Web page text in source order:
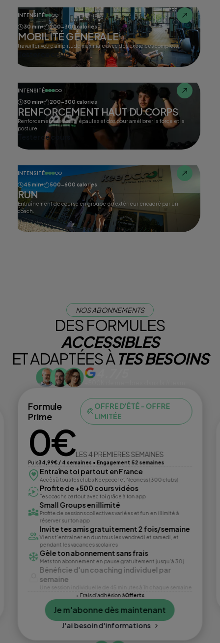
INTENSITÉ
30 min
200-300 calories
MOBILITÉ GÉNERALE
travailler votre amplitude maximale avec des exercices complets.
Tester ce cours
INTENSITÉ
30 min
200-300 calories
RENFORCEMENT HAUT DU CORPS
Renforcement des bras, épaules et dos pour améliorer la force et la
posture
Tester ce cours
INTENSITÉ
45 min
500-600 calories
RUN
Entraînement de course en groupe en extérieur encadré par un
coach.
Tester ce cours
NOS ABONNEMENTS
DES FORMULES
ACCESSIBLES
ET ADAPTÉES ÀTES BESOINS
Formule
Prime
OFFRE D'ÉTÉ - OFFRE
LIMITÉE
0€LES 4 PREMIERES SEMAINES
Puis34,99€ / 4 semaines • Engagement 52 semaines
Entraîne toi partout en France
Accès à tous les clubs Keepcool et Neoness (300 clubs)
Profite de +500 cours vidéos
Tes coachs partout avec toi grâce à ton app
Small Groups en illimité
Profite de sessions collectives variées et fun en illimité à
réserver sur ton app
Invite tes amis gratuitement 2 fois/semaine
Viens t’entrainer en duo tous les vendredi et samedi, et
pendant les vacances scolaires
Gèle ton abonnement sans frais
Mets ton abonnement en pause gratuitement jusqu’à 30j
Bénéficie d'un coaching individuel par
semaine
Une session individuelle de 45 minutes à 1h chaque semaine
+ Frais d'adhésion àOfferts
Je m'abonne dès maintenant
J'ai besoin d'informations